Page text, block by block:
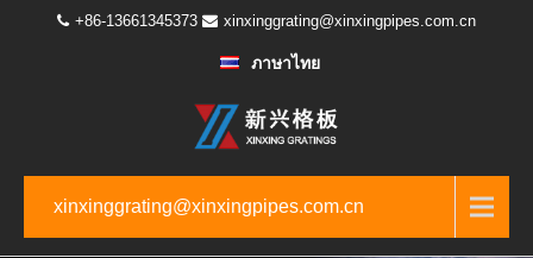
+86-13661345373 xinxinggrating@xinxingpipes.com.cn
ภาษาไทย
xinxinggrating@xinxingpipes.com.cn